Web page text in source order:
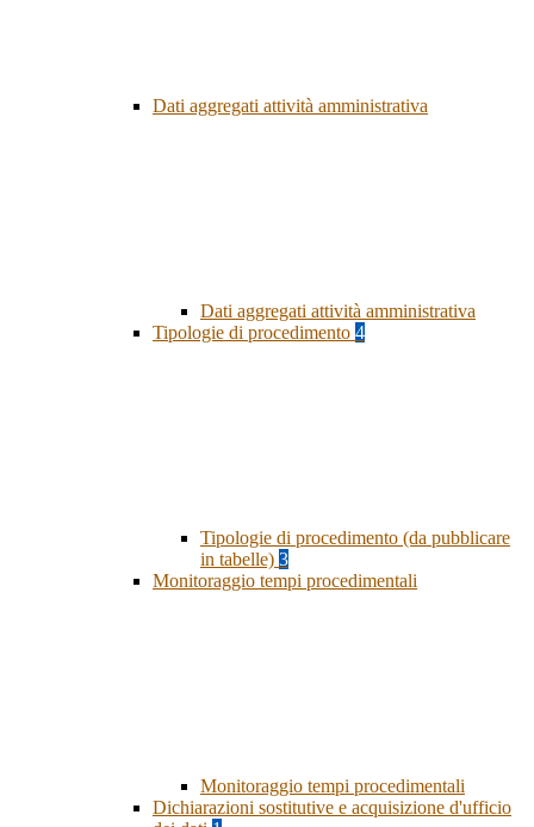
Dati aggregati attività amministrativa
Dati aggregati attività amministrativa
Tipologie di procedimento 4
Tipologie di procedimento (da pubblicare
in tabelle) 3
Monitoraggio tempi procedimentali
Monitoraggio tempi procedimentali
Dichiarazioni sostitutive e acquisizione d'ufficio